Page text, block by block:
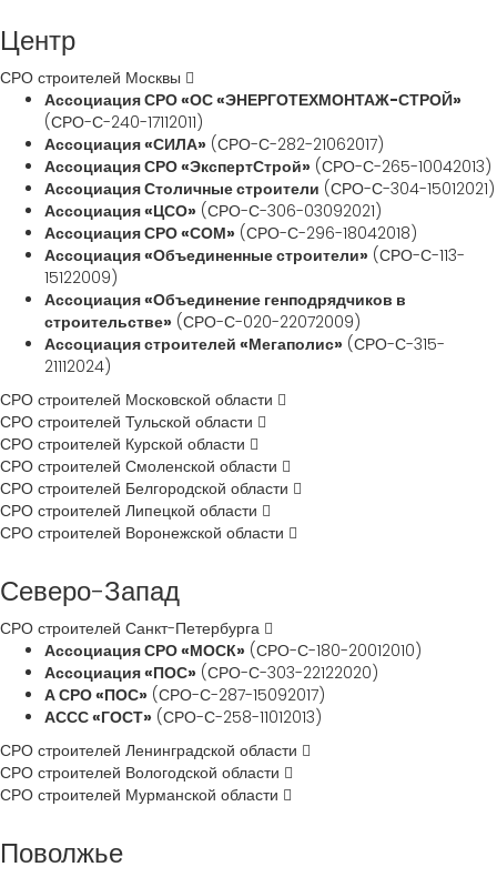
Центр
СРО строителей Москвы
Ассоциация СРО «ОС «ЭНЕРГОТЕХМОНТАЖ-СТРОЙ»
(СРО-С-240-17112011)
Ассоциация «СИЛА» (СРО-С-282-21062017)
Ассоциация СРО «ЭкспертСтрой» (СРО-С-265-10042013)
Ассоциация Столичные строители (СРО-С-304-15012021)
Ассоциация «ЦСО» (СРО-С-306-03092021)
Ассоциация СРО «СОМ» (СРО-С-296-18042018)
Ассоциация «Объединенные строители» (СРО-С-113-
15122009)
Ассоциация «Объединение генподрядчиков в
строительстве» (СРО-С-020-22072009)
Ассоциация строителей «Мегаполис» (СРО-С-315-
21112024)
СРО строителей Московской области
СРО строителей Тульской области
СРО строителей Курской области
СРО строителей Смоленской области
СРО строителей Белгородской области
СРО строителей Липецкой области
СРО строителей Воронежской области
Северо-Запад
СРО строителей Санкт-Петербурга
Ассоциация СРО «МОСК» (СРО-С-180-20012010)
Ассоциация «ПОС» (СРО-С-303-22122020)
А СРО «ПОС» (СРО-С-287-15092017)
АССС «ГОСТ» (СРО-С-258-11012013)
СРО строителей Ленинградской области
СРО строителей Вологодской области
СРО строителей Мурманской области
Поволжье